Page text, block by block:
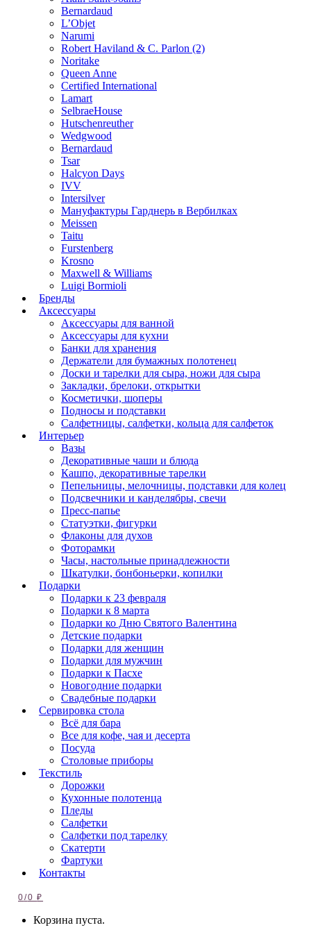
Bernardaud
L’Objet
Narumi
Robert Haviland & C. Parlon (2)
Noritakе
Queen Anne
Certified International
Lamart
SelbraeHouse
Hutschenreuther
Wedgwood
Bernardaud
Tsar
Halcyon Days
IVV
Intersilver
Мануфактуры Гарднерь в Вербилках
Meissen
Taitu
Furstenberg
Krosno
Maxwell & Williams
Luigi Bormioli
Бренды
Аксессуары
Аксессуары для ванной
Аксессуары для кухни
Банки для хранения
Держатели для бумажных полотенец
Доски и тарелки для сыра, ножи для сыра
Закладки, брелоки, открытки
Косметички, шоперы
Подносы и подставки
Салфетницы, салфетки, кольца для салфеток
Интерьер
Вазы
Декоративные чаши и блюда
Кашпо, декоративные тарелки
Пепельницы, мелочницы, подставки для колец
Подсвечники и канделябры, свечи
Пресс-папье
Статуэтки, фигурки
Флаконы для духов
Фоторамки
Часы, настольные принадлежности
Шкатулки, бонбоньерки, копилки
Подарки
Подарки к 23 февраля
Подарки к 8 марта
Подарки ко Дню Святого Валентина
Детские подарки
Подарки для женщин
Подарки для мужчин
Подарки к Пасхе
Новогодние подарки
Свадебные подарки
Сервировка стола
Всё для бара
Все для кофе, чая и десерта
Посуда
Столовые приборы
Текстиль
Дорожки
Кухонные полотенца
Пледы
Салфетки
Салфетки под тарелку
Скатерти
Фартуки
Контакты
0/0₽
Корзина пуста.